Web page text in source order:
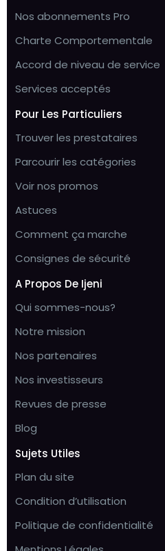
Nos abonnements Pro
Charte Comportementale
Accord de niveau de service
Services acceptés
Pour Les Particuliers
Trouver les prestataires
Parcourir les catégories
Voir nos promos
Astuces
Comment ça marche
Consignes de sécurité
A Propos De Ijeni
Qui sommes-nous?
Notre mission
Nos partenaires
Nos investisseurs
Revues de presse
Blog
Sujets Utiles
Plan du site
Condition d’utilisation
Politique de confidentialité